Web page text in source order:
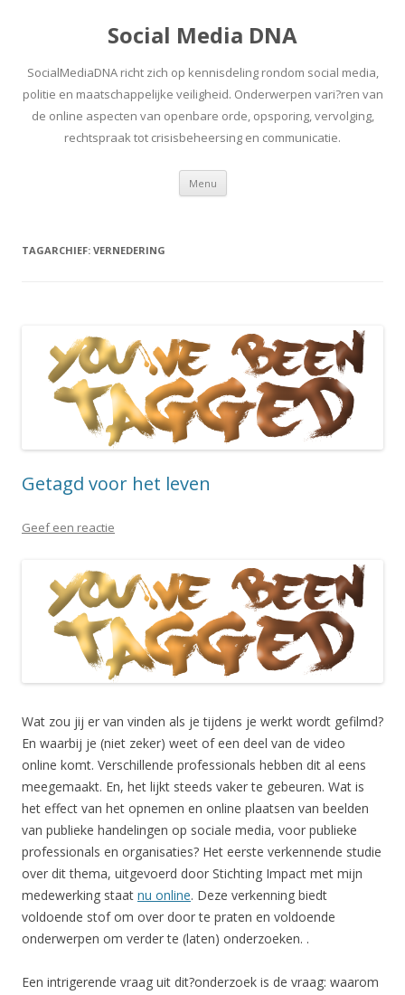
Social Media DNA
SocialMediaDNA richt zich op kennisdeling rondom social media,
politie en maatschappelijke veiligheid. Onderwerpen vari?ren van
de online aspecten van openbare orde, opsporing, vervolging,
rechtspraak tot crisisbeheersing en communicatie.
Menu Spring
inhoud
TAGARCHIEF: VERNEDERING
Getagd voor het leven
Geef een reactie
Wat zou jij er van vinden als je tijdens je werkt wordt gefilmd?
En waarbij je (niet zeker) weet of een deel van de video
online komt. Verschillende professionals hebben dit al eens
meegemaakt. En, het lijkt steeds vaker te gebeuren. Wat is
het effect van het opnemen en online plaatsen van beelden
van publieke handelingen op sociale media, voor publieke
professionals en organisaties? Het eerste verkennende studie
over dit thema, uitgevoerd door Stichting Impact met mijn
medewerking staat nu online. Deze verkenning biedt
voldoende stof om over door te praten en voldoende
onderwerpen om verder te (laten) onderzoeken. .
Een intrigerende vraag uit dit?onderzoek is de vraag: waarom